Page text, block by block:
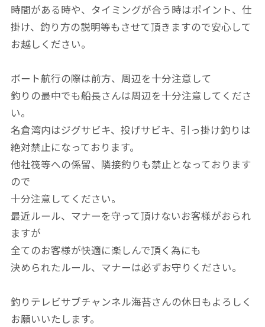
時間がある時や、タイミングが合う時はポイント、仕
掛け、釣り方の説明等もさせて頂きますので安心して
お越しください。
ボート航行の際は前方、周辺を十分注意して
釣りの最中でも船長さんは周辺を十分注意してくださ
い。
名倉湾内はジグサビキ、投げサビキ、引っ掛け釣りは
絶対禁止になっております。
他社筏等への係留、隣接釣りも禁止となっております
ので
十分注意してください。
最近ルール、マナーを守って頂けないお客様がおられ
ますが
全てのお客様が快適に楽しんで頂く為にも
決められたルール、マナーは必ずお守りください。
釣りテレビサブチャンネル海苔さんの休日もよろしく
お願いいたします。